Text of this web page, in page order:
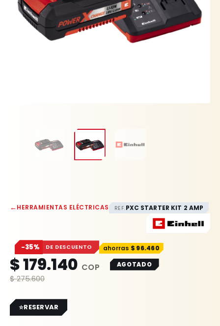
←HERRAMIENTAS ELÉCTRICAS REF.PXC STARTER KIT 2 AMP
−35% DE DESCUENTO $ 96.460
$275.600
$179.140 AGOTADO
RESERVAR